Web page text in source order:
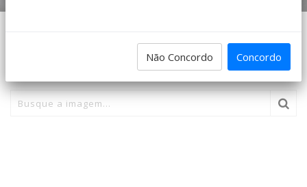
PESQUISA DE IMAGENSNão Concordo Concordo